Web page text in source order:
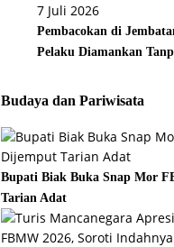
7 Juli 2026
Pembacokan di
Pelaku Diamankan
Budaya dan Pariwisata
Bupati Biak Buka Snap Mor
Tarian Adat